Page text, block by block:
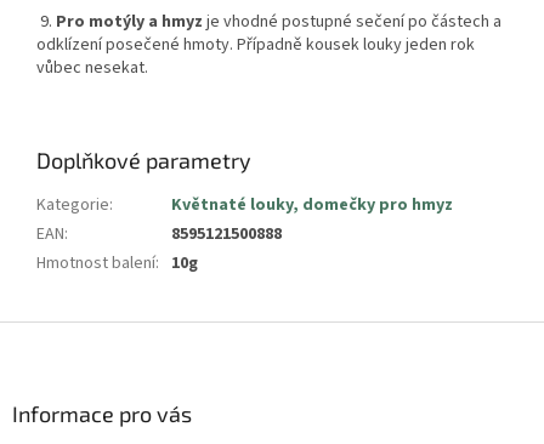
9. Pro motýly a hmyz je vhodné postupné sečení po částech a
odklízení posečené hmoty. Případně kousek louky jeden rok
vůbec nesekat.
Doplňkové parametry
Kategorie:
Květnaté louky, domečky pro hmyz
EAN:
8595121500888
Hmotnost balení: 10g
Informace pro vás